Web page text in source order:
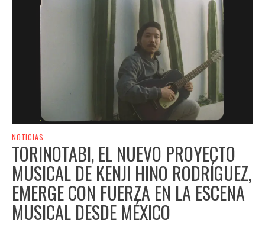
NOTICIAS
TORINOTABI, EL NUEVO PROYECTO
MUSICAL DE KENJI HINO RODRÍGUEZ,
EMERGE CON FUERZA EN LA ESCENA
MUSICAL DESDE MÉXICO